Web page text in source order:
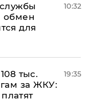
обмен
для
10:32
тыс.
за ЖКУ:
19:35